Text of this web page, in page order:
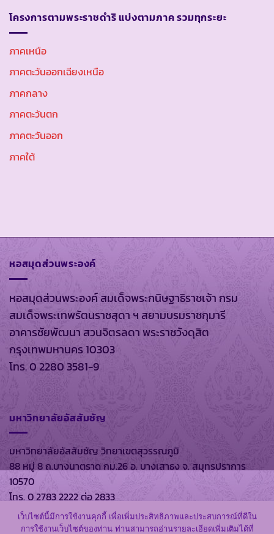
โครงการตามพระราชดำริ แบ่งตามภาค รวมทุกระยะ
ภาคเหนือ
ภาคตะวันออกเฉียงเหนือ
ภาคกลาง
ภาคตะวันตก
ภาคตะวันออก
ภาคใต้
หอสมุดส่วนพระองค์
หอสมุดส่วนพระองค์ สมเด็จพระกนิษฐาธิราชเจ้า กรม
สมเด็จพระเทพรัตนราชสุดา ฯ สยามบรมราชกุมารี
อาคารชัยพัฒนา สวนจิตรลดา พระราชวังดุสิต
กรุงเทพมหานคร 10303
โทร. 0 2280 3581-9
มหาวิทยาลัยอัสสัมชัญ
มหาวิทยาลัยอัสสัมชัญ วิทยาเขตสุวรรณภูมิ
88 หมู่ 8 ถ.บางนาตราด กม.26 อ. บางเสาธง จ. สมุทรปราการ
10570
โทร. 0 2783 2222 ต่อ 2833
เว็บไซต์นี้มีการใช้งานคุกกี้ เพื่อเพิ่มประสิทธิภาพและประสบการณ์ที่ดีใน
การใช้งานเว็บไซต์ของท่าน ท่านสามารถอ่านรายละเอียดเพิ่มเติมได้ที่